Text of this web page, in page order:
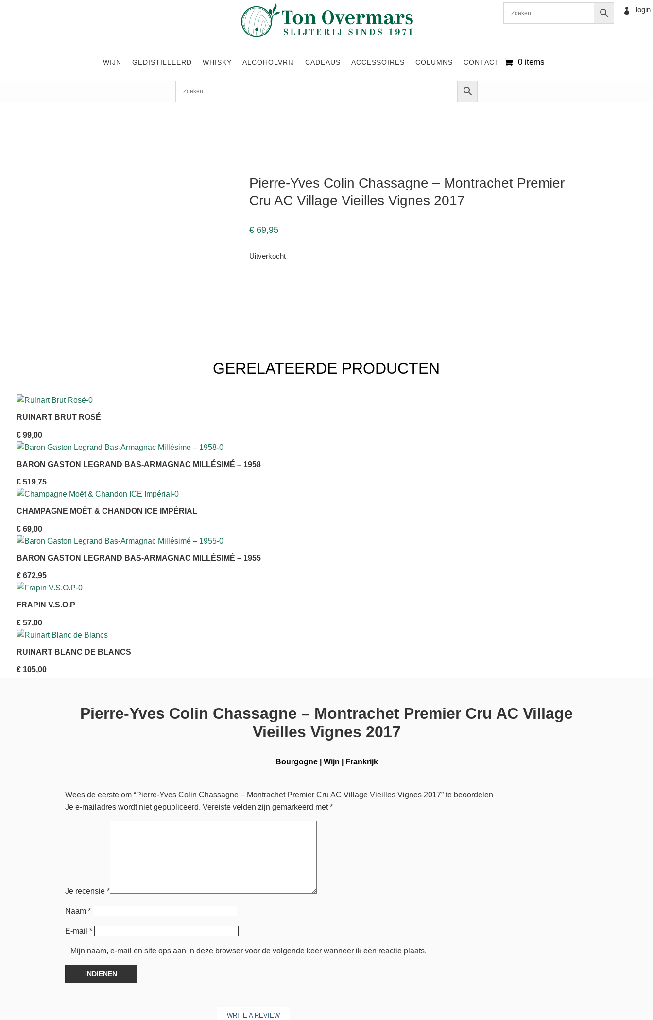
WIJN GEDISTILLEERD WHISKY ALCOHOLVRIJ CADEAUS ACCESSOIRES COLUMNS CONTACT 0 items
 login
Pierre-Yves Colin Chassagne – Montrachet Premier
Cru AC Village Vieilles Vignes 2017
€69,95
Uitverkocht
GERELATEERDE PRODUCTEN
RUINART BRUT ROSÉ
€99,00
BARON GASTON LEGRAND BAS-ARMAGNAC MILLÉSIMÉ – 1958
€519,75
CHAMPAGNE MOËT & CHANDON ICE IMPÉRIAL
€69,00
BARON GASTON LEGRAND BAS-ARMAGNAC MILLÉSIMÉ – 1955
€672,95
FRAPIN V.S.O.P
€57,00
RUINART BLANC DE BLANCS
€105,00
Pierre-Yves Colin Chassagne – Montrachet Premier Cru AC Village
Vieilles Vignes 2017
Bourgogne| Wijn Frankrijk
Wees de eerste om “Pierre-Yves Colin Chassagne – Montrachet Premier Cru AC Village Vieilles Vignes 2017” te beoordelen
Je e-mailadres wordt niet gepubliceerd. Vereiste velden zijn gemarkeerd met*
Je recensie*
Naam*
E-mail*
Mijn naam, e-mail en site opslaan in deze browser voor de volgende keer wanneer ik een reactie plaats.
INDIENEN
WRITE A REVIEW